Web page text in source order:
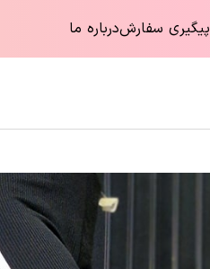
پیگیری سفارشدرباره ما